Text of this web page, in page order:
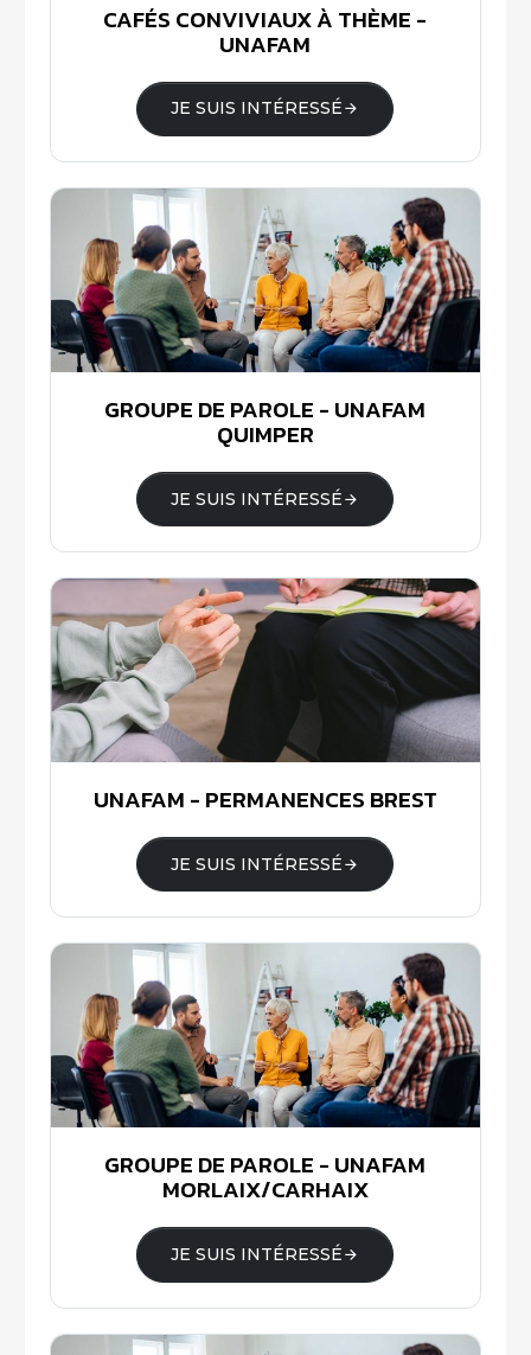
CAFÉS CONVIVIAUX À THÈME -
UNAFAM
JE SUIS INTÉRESSÉ
GROUPE DE PAROLE - UNAFAM
QUIMPER
JE SUIS INTÉRESSÉ
UNAFAM - PERMANENCES BREST
JE SUIS INTÉRESSÉ
GROUPE DE PAROLE - UNAFAM
MORLAIX/CARHAIX
JE SUIS INTÉRESSÉ